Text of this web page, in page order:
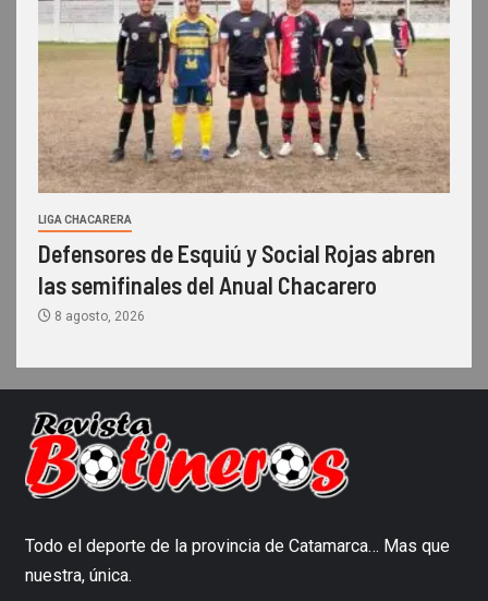
LIGA CHACARERA
Defensores de Esquiú y Social Rojas abren
las semifinales del Anual Chacarero
8 agosto, 2026
Todo el deporte de la provincia de Catamarca… Mas que
nuestra, única.